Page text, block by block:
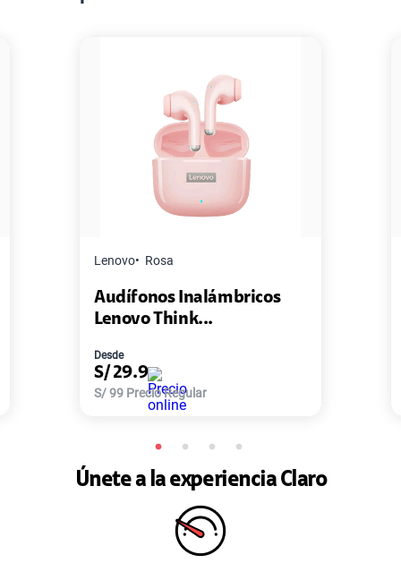
Master G
Pack de 2 Power Bank Mini
Master-G ...
S/168Precio Regular
Únete a la experiencia Claro